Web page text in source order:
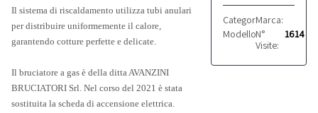
Categoria: Forni
Marca:
Modello: Anular
N°
Visite:
1614
Il sistema di riscaldamento utilizza tubi anulari
per distribuire uniformemente il calore,
garantendo cotture perfette e delicate.
Il bruciatore a gas è della ditta AVANZINI
BRUCIATORI Srl. Nel corso del 2021 è stata
sostituita la scheda di accensione elettrica.